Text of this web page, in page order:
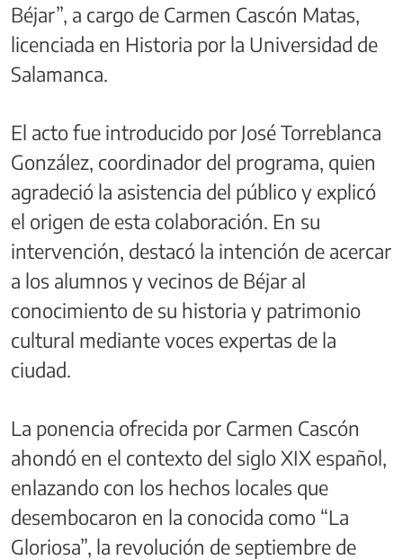
Béjar”, a cargo de Carmen Cascón Matas,
licenciada en Historia por la Universidad de
Salamanca.
El acto fue introducido por José Torreblanca
González, coordinador del programa, quien
agradeció la asistencia del público y explicó
el origen de esta colaboración. En su
intervención, destacó la intención de acercar
a los alumnos y vecinos de Béjar al
conocimiento de su historia y patrimonio
cultural mediante voces expertas de la
ciudad.
La ponencia ofrecida por Carmen Cascón
ahondó en el contexto del siglo XIX español,
enlazando con los hechos locales que
desembocaron en la conocida como “La
Gloriosa”, la revolución de septiembre de